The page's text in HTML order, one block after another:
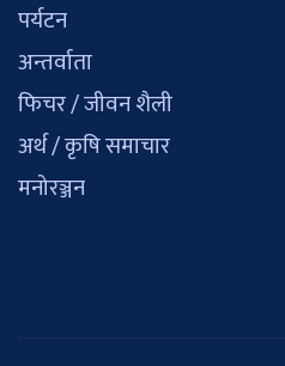
पर्यटन
अन्तर्वाता
फिचर / जीवन शैली
अर्थ / कृषि समाचार
मनोरञ्जन